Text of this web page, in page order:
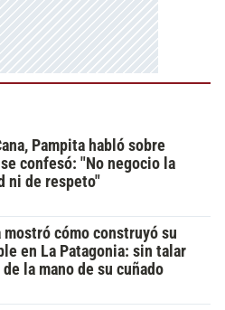
Pampita habló sobre
confesó: "No negocio la
ni de respeto"
mostró cómo construyó su
en La Patagonia: sin talar
la mano de su cuñado